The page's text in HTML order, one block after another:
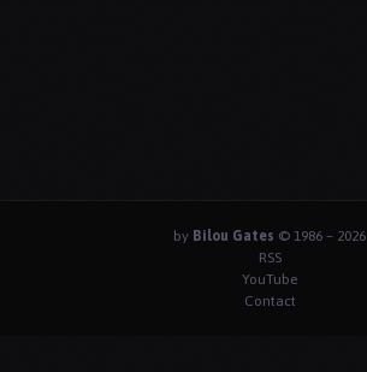
by Bilou Gates © 1986 – 2026
RSS
YouTube
Contact